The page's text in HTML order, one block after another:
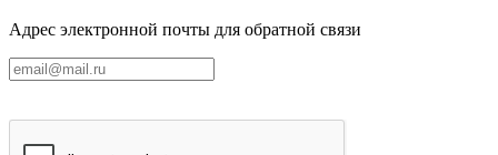
Адрес электронной почты для обратной связи